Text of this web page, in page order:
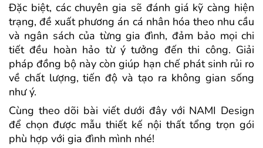
Đặc biệt, các chuyên gia sẽ đánh giá kỹ càng hiện
trạng, đề xuất phương án cá nhân hóa theo nhu cầu
và ngân sách của từng gia đình, đảm bảo mọi chi
tiết đều hoàn hảo từ ý tưởng đến thi công. Giải
pháp đồng bộ này còn giúp hạn chế phát sinh rủi ro
về chất lượng, tiến độ và tạo ra không gian sống
như ý.
Cùng theo dõi bài viết dưới đây với NAMI Design
để chọn được mẫu thiết kế nội thất tổng trọn gói
phù hợp với gia đình mình nhé!